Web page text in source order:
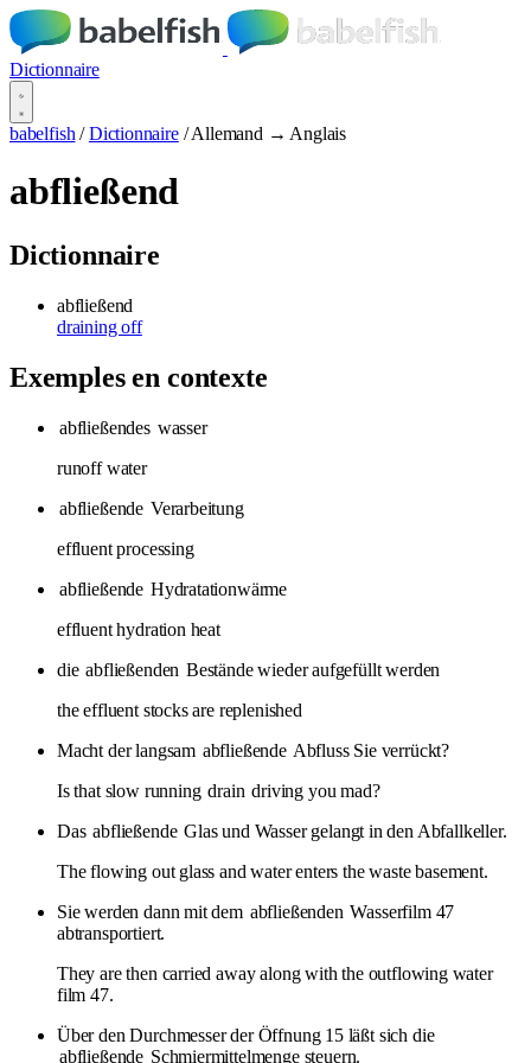
Dictionnaire
babelfish / Dictionnaire / Allemand → Anglais
abfließend
Dictionnaire
abfließend
draining off
Exemples en contexte
abfließendes wasser
runoff water
abfließende Verarbeitung
effluent processing
abfließende Hydratationwärme
effluent hydration heat
die abfließenden Bestände wieder aufgefüllt werden
the effluent stocks are replenished
Macht der langsam abfließende Abfluss Sie verrückt?
Is that slow running drain driving you mad?
Das abfließende Glas und Wasser gelangt in den Abfallkeller.
The flowing out glass and water enters the waste basement.
Sie werden dann mit dem abfließenden Wasserfilm 47
abtransportiert.
They are then carried away along with the outflowing water
film 47.
Über den Durchmesser der Öffnung 15 läßt sich die
abfließende Schmiermittelmenge steuern.